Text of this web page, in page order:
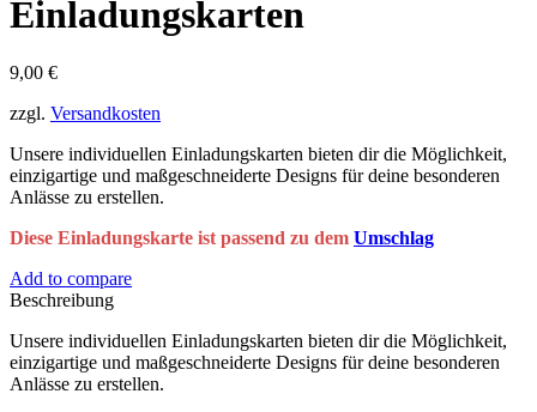
Einladungskarten
9,00 €
zzgl. Versandkosten
Unsere individuellen Einladungskarten bieten dir die Möglichkeit,
einzigartige und maßgeschneiderte Designs für deine besonderen
Anlässe zu erstellen.
Diese Einladungskarte ist passend zu dem Umschlag
Add to compare
Beschreibung
Unsere individuellen Einladungskarten bieten dir die Möglichkeit,
einzigartige und maßgeschneiderte Designs für deine besonderen
Anlässe zu erstellen.